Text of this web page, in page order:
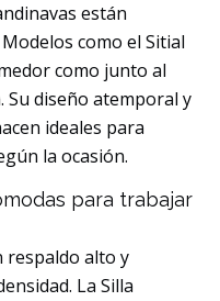
están
como el Sitial
como junto al
Su diseño atemporal y
ideales para
la ocasión.
para trabajar
respaldo alto y
La Silla